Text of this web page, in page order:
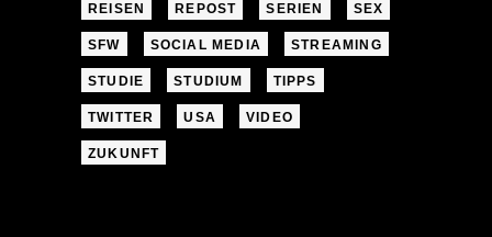
REISEN REPOST SERIEN SEX
SFW SOCIAL MEDIA STREAMING
STUDIE STUDIUM TIPPS
TWITTER USA VIDEO
ZUKUNFT